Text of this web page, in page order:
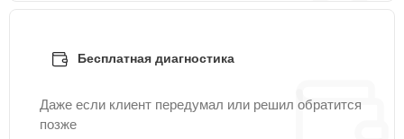
Бесплатная диагностика
Даже если клиент передумал или решил обратится
позже